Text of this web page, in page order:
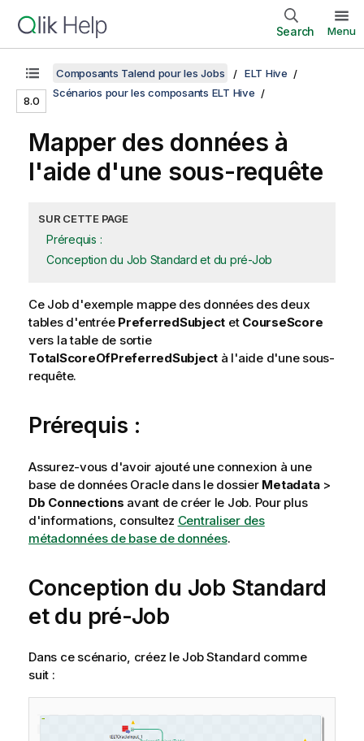
Search Menu
8.0
Composants Talend pour les Jobs
ELT Hive
Scénarios pour les composants ELT Hive
Mapper des données à
l'aide d'une sous-requête
SUR CETTE PAGE
Prérequis :
Conception du Job Standard et du pré-Job
Ce Job d'exemple mappe des données des deux
tables d'entrée PreferredSubject et CourseScore
vers la table de sortie
TotalScoreOfPreferredSubject à l'aide d'une sous-
requête.
Prérequis :
Assurez-vous d'avoir ajouté une connexion à une
base de données Oracle dans le dossier Metadata>
Db Connections avant de créer le Job. Pour plus
d'informations, consultez Centraliser des
métadonnées de base de données.
Conception du Job Standard
et du pré-Job
Dans ce scénario, créez le Job Standard comme
suit :